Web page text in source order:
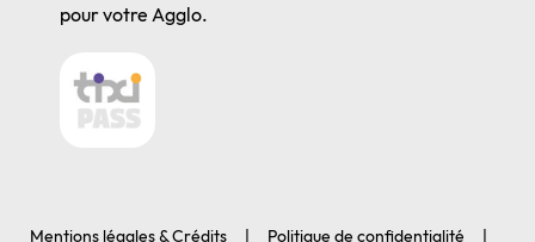
pour votre Agglo.
Mentions légales & Crédits
Politique de confidentialité